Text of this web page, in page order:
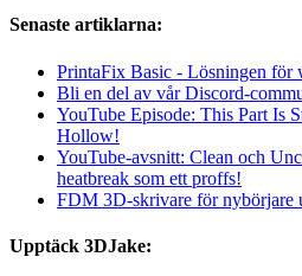
Senaste artiklarna:
PrintaFix Basic - Lösningen för
Bli en del av vår Discord-
YouTube Episode: This Part Is
Hollow!
YouTube-avsnitt: Clean och
heatbreak som ett proffs!
FDM 3D-skrivare för nybörjare
Upptäck 3DJake: